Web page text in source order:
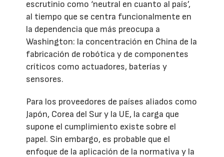
escrutinio como ‘neutral en cuanto al país’,
al tiempo que se centra funcionalmente en
la dependencia que más preocupa a
Washington: la concentración en China de la
fabricación de robótica y de componentes
críticos como actuadores, baterías y
sensores.
Para los proveedores de países aliados como
Japón, Corea del Sur y la UE, la carga que
supone el cumplimiento existe sobre el
papel. Sin embargo, es probable que el
enfoque de la aplicación de la normativa y la